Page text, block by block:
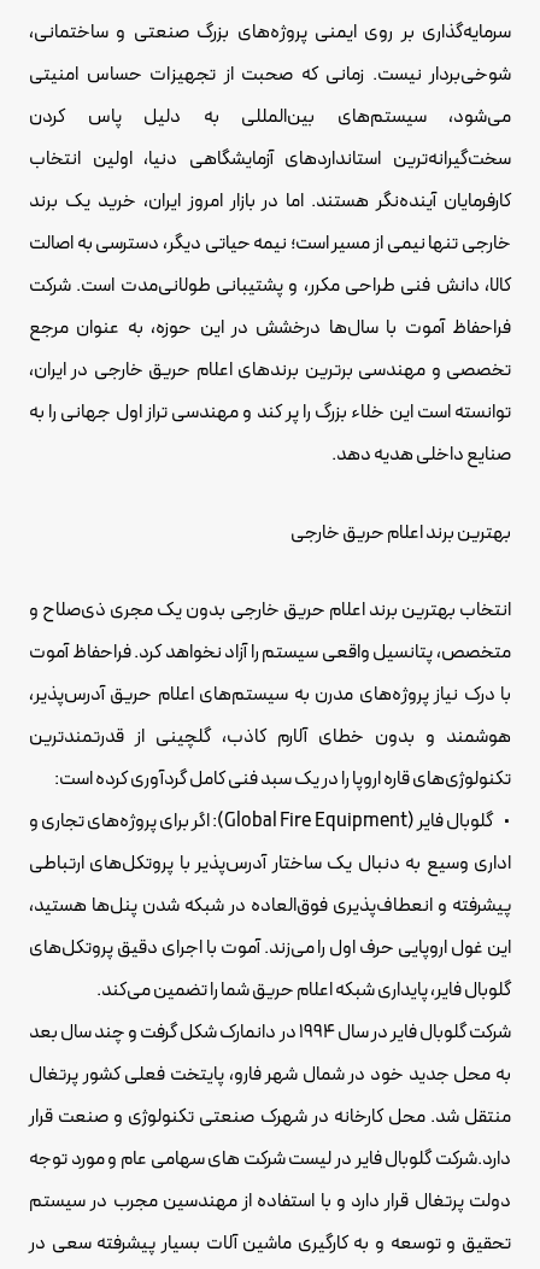
سرمایه‌گذاری بر روی ایمنی پروژه‌های بزرگ صنعتی و ساختمانی،
شوخی‌بردار نیست. زمانی که صحبت از تجهیزات حساس امنیتی
می‌شود، سیستم‌های بین‌المللی به دلیل پاس کردن
سخت‌گیرانه‌ترین استانداردهای آزمایشگاهی دنیا، اولین انتخاب
کارفرمایان آینده‌نگر هستند. اما در بازار امروز ایران، خرید یک برند
خارجی تنها نیمی از مسیر است؛ نیمه حیاتی دیگر، دسترسی به اصالت
کالا، دانش فنی طراحی مکرر، و پشتیبانی طولانی‌مدت است. شرکت
فراحفاظ آموت با سال‌ها درخشش در این حوزه، به عنوان مرجع
تخصصی و مهندسی برترین برندهای اعلام حریق خارجی در ایران،
توانسته است این خلاء بزرگ را پر کند و مهندسی تراز اول جهانی را به
صنایع داخلی هدیه دهد.
بهترین برند اعلام حریق خارجی
انتخاب بهترین برند اعلام حریق خارجی بدون یک مجری ذی‌صلاح و
متخصص، پتانسیل واقعی سیستم را آزاد نخواهد کرد. فراحفاظ آموت
با درک نیاز پروژه‌های مدرن به سیستم‌های اعلام حریق آدرس‌پذیر،
هوشمند و بدون خطای آلارم کاذب، گلچینی از قدرتمندترین
تکنولوژی‌های قاره اروپا را در یک سبد فنی کامل گردآوری کرده است:
• گلوبال فایر (Global Fire Equipment): اگر برای پروژه‌های تجاری و
اداری وسیع به دنبال یک ساختار آدرس‌پذیر با پروتکل‌های ارتباطی
پیشرفته و انعطاف‌پذیری فوق‌العاده در شبکه شدن پنل‌ها هستید،
این غول اروپایی حرف اول را می‌زند. آموت با اجرای دقیق پروتکل‌های
گلوبال فایر، پایداری شبکه اعلام حریق شما را تضمین می‌کند.
شرکت گلوبال فایر در سال 1994 در دانمارک شکل گرفت و چند سال بعد
به محل جدید خود در شمال شهر فارو، پایتخت فعلی کشور پرتغال
منتقل شد. محل کارخانه در شهرک صنعتی تکنولوژی و صنعت قرار
دارد.شرکت گلوبال فایر در لیست شرکت های سهامی عام و مورد توجه
دولت پرتغال قرار دارد و با استفاده از مهندسین مجرب در سیستم
تحقیق و توسعه و به کارگیری ماشین آلات بسیار پیشرفته سعی در